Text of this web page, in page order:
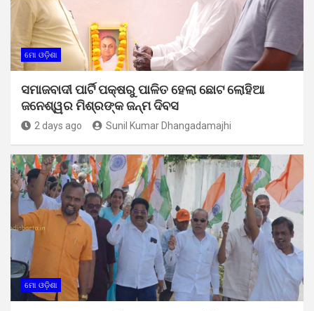
ମୋ ଓଡ଼ିଶା
ସମାଜବାଦୀ ପାର୍ଟି ପକ୍ଷରୁ ପାଳିତ ହେଲା ଛୋଟ ଲୋହିଆ
ଜନେଶ୍ୱର ମିଶ୍ରଙ୍କ ଜନ୍ମ ଦିବସ
2 days ago Sunil Kumar Dhangadamajhi
ମୋ ଓଡ଼ିଶା